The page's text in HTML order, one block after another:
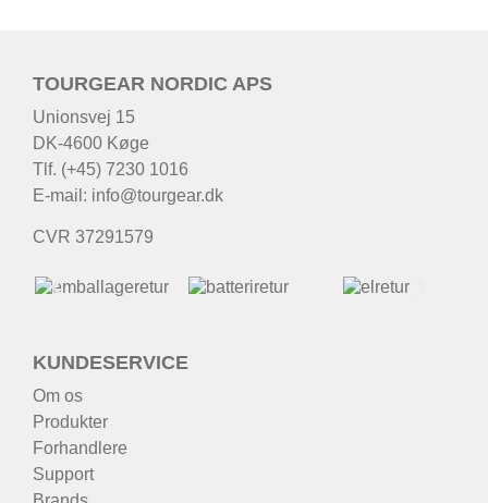
TOURGEAR NORDIC APS
Unionsvej 15
DK-4600 Køge
Tlf. (+45) 7230 1016
E-mail: info@tourgear.dk
CVR 37291579
KUNDESERVICE
Om os
Produkter
Forhandlere
Support